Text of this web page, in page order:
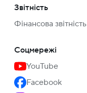
Звітність
Фінансова звітність
Соцмережі
YouTube
Facebook